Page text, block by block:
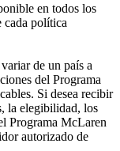
en todos los
cada política
de un país a
del Programa
Si desea recibir
la elegibilidad, los
Programa McLaren
autorizado de